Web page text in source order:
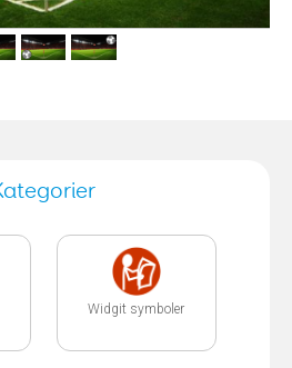
Widgit symboler